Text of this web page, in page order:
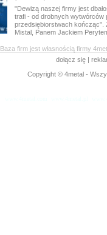
"Dewizą naszej firmy jest
trafi - od drobnych
przedsiębiorstwach kończąc".
Mistal, Panem Jackiem
Baza firm jest własnością firmy
dołącz się |
Copyright © 4metal -